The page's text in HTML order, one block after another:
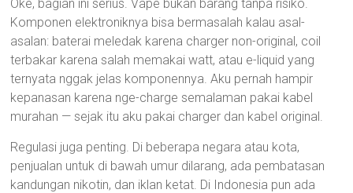
Oke, bagian ini serius. Vape bukan barang tanpa risiko.
Komponen elektroniknya bisa bermasalah kalau asal-
asalan: baterai meledak karena charger non-original, coil
terbakar karena salah memakai watt, atau e-liquid yang
ternyata nggak jelas komponennya. Aku pernah hampir
kepanasan karena nge-charge semalaman pakai kabel
murahan — sejak itu aku pakai charger dan kabel original.
Regulasi juga penting. Di beberapa negara atau kota,
penjualan untuk di bawah umur dilarang, ada pembatasan
kandungan nikotin, dan iklan ketat. Di Indonesia pun ada